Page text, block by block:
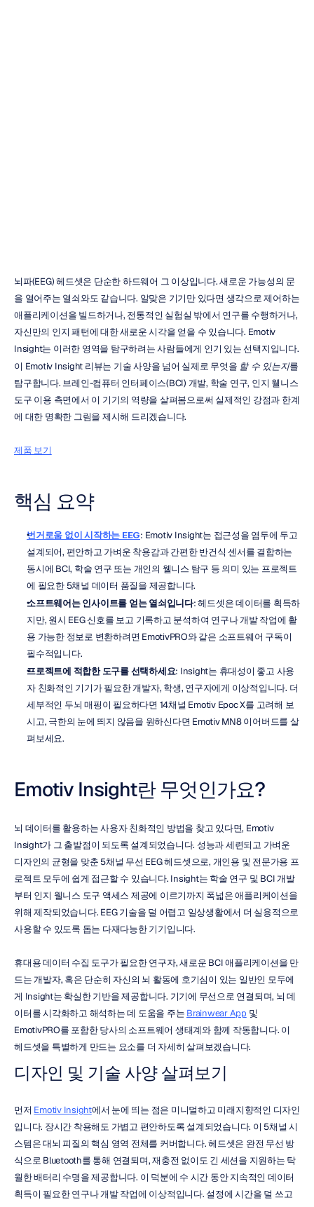
뇌파(EEG) 헤드셋은 단순한 하드웨어 그 이상입니다. 새로운 가능성의 문
을 열어주는 열쇠와도 같습니다. 알맞은 기기만 있다면 생각으로 제어하는
애플리케이션을 빌드하거나, 전통적인 실험실 밖에서 연구를 수행하거나,
자신만의 인지 패턴에 대한 새로운 시각을 얻을 수 있습니다. Emotiv
Insight는 이러한 영역을 탐구하려는 사람들에게 인기 있는 선택지입니다.
이 Emotiv Insight 리뷰는 기술 사양을 넘어 실제로 무엇을 할 수 있는지를
탐구합니다. 브레인-컴퓨터 인터페이스(BCI) 개발, 학술 연구, 인지 웰니스
도구 이용 측면에서 이 기기의 역량을 살펴봄으로써 실제적인 강점과 한계
에 대한 명확한 그림을 제시해 드리겠습니다.
제품 보기
핵심 요약
번거로움 없이 시작하는 EEG: Emotiv Insight는 접근성을 염두에 두고
설계되어, 편안하고 가벼운 착용감과 간편한 반건식 센서를 결합하는
동시에 BCI, 학술 연구 또는 개인의 웰니스 탐구 등 의미 있는 프로젝트
에 필요한 5채널 데이터 품질을 제공합니다.
소프트웨어는 인사이트를 얻는 열쇠입니다: 헤드셋은 데이터를 획득하
지만, 원시 EEG 신호를 보고 기록하고 분석하여 연구나 개발 작업에 활
용 가능한 정보로 변환하려면 EmotivPRO와 같은 소프트웨어 구독이
필수적입니다.
프로젝트에 적합한 도구를 선택하세요: Insight는 휴대성이 좋고 사용
자 친화적인 기기가 필요한 개발자, 학생, 연구자에게 이상적입니다. 더
세부적인 두뇌 매핑이 필요하다면 14채널 Emotiv Epoc X를 고려해 보
시고, 극한의 눈에 띄지 않음을 원하신다면 Emotiv MN8 이어버드를 살
펴보세요.
Emotiv Insight란 무엇인가요?
뇌 데이터를 활용하는 사용자 친화적인 방법을 찾고 있다면, Emotiv
Insight가 그 출발점이 되도록 설계되었습니다. 성능과 세련되고 가벼운
디자인의 균형을 맞춘 5채널 무선 EEG 헤드셋으로, 개인용 및 전문가용 프
로젝트 모두에 쉽게 접근할 수 있습니다. Insight는 학술 연구 및 BCI 개발
부터 인지 웰니스 도구 액세스 제공에 이르기까지 폭넓은 애플리케이션을
위해 제작되었습니다. EEG 기술을 덜 어렵고 일상생활에서 더 실용적으로
사용할 수 있도록 돕는 다재다능한 기기입니다.
휴대용 데이터 수집 도구가 필요한 연구자, 새로운 BCI 애플리케이션을 만
드는 개발자, 혹은 단순히 자신의 뇌 활동에 호기심이 있는 일반인 모두에
게 Insight는 확실한 기반을 제공합니다. 기기에 무선으로 연결되며, 뇌 데
이터를 시각화하고 해석하는 데 도움을 주는 Brainwear App 및
EmotivPRO를 포함한 당사의 소프트웨어 생태계와 함께 작동합니다. 이
헤드셋을 특별하게 만드는 요소를 더 자세히 살펴보겠습니다.
디자인 및 기술 사양 살펴보기
먼저 Emotiv Insight에서 눈에 띄는 점은 미니멀하고 미래지향적인 디자인
입니다. 장시간 착용해도 가볍고 편안하도록 설계되었습니다. 이 5채널 시
스템은 대뇌 피질의 핵심 영역 전체를 커버합니다. 헤드셋은 완전 무선 방
식으로 Bluetooth를 통해 연결되며, 재충전 없이도 긴 세션을 지원하는 탁
월한 배터리 수명을 제공합니다. 이 덕분에 수 시간 동안 지속적인 데이터
획득이 필요한 연구나 개발 작업에 이상적입니다. 설정에 시간을 덜 쓰고